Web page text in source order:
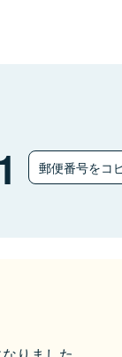
郵便番号をコ